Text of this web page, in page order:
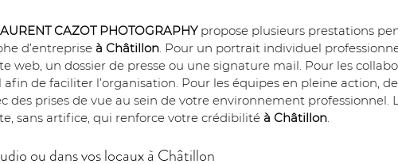
CAZOT PHOTOGRAPHY propose plusieurs prestations
d’entreprise à Châtillon. Pour un portrait individuel
web, un dossier de presse ou une signature mail. Pour les
afin de faciliter l’organisation. Pour les équipes en pleine action,
des prises de vue au sein de votre environnement
sans artifice, qui renforce votre crédibilité à Châtillon.
ou dans vos locaux à Châtillon